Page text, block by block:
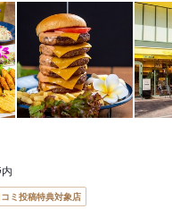
ミ投稿特典対象店